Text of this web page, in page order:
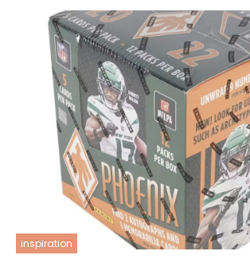
inspiration